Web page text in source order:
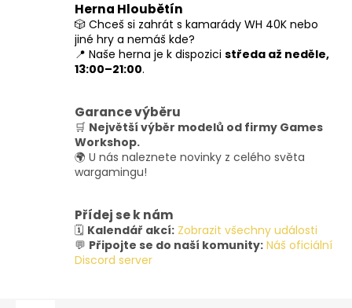
Herna Hloubětín
🎲 Chceš si zahrát s kamarády WH 40K nebo
jiné hry a nemáš kde?
📍 Naše herna je k dispozici středa až neděle,
13:00–21:00.
Garance výběru
🛒 Největší výběr modelů od firmy Games
Workshop.
🌍 U nás naleznete novinky z celého světa
wargamingu!
Přídej se k nám
🗓️ Kalendář akcí: Zobrazit všechny události
💬 Připojte se do naší komunity: Náš oficiální
Discord server